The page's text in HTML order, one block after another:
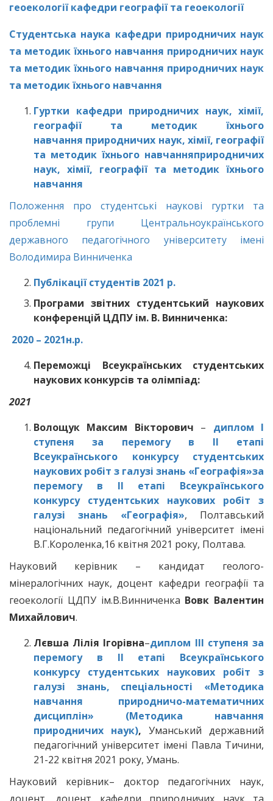
геоекологіїкафедри географії та геоекології
Студентська наука кафедри природничих наук
та методик їхнього навчання природничих наук
та методик їхнього навчання природничих наук
та методик їхнього навчання
Гуртки кафедри природничих наук, хімії,
географії та методик їхнього
навчання природничих наук, хімії, географії
та методик їхнього навчанняприродничих
наук, хімії, географії та методик їхнього
навчання
Положення про студентські наукові гуртки та
проблемні групи Центральноукраїнського
державного педагогічного університету імені
Володимира Винниченка
Публікації студентів 2021 р.
Програми звітних студентський наукових
конференцій ЦДПУ ім. В. Винниченка:
2020 – 2021н.р.
Переможці Всеукраїнських студентських
наукових конкурсів та олімпіад:
2021
Волощук Максим Вікторович – диплом І
ступеня за перемогу в ІІ етапі
Всеукраїнського конкурсу студентських
наукових робіт з галузі знань «Географія»за
перемогу в ІІ етапі Всеукраїнського
конкурсу студентських наукових робіт з
галузі знань «Географія», Полтавський
національний педагогічний університет імені
В.Г.Короленка,16 квітня 2021 року, Полтава.
Науковий керівник – кандидат геолого-
мінералогічних наук, доцент кафедри географії та
геоекології ЦДПУ ім.В.Винниченка Вовк Валентин
Михайлович.
Лєвша Лілія Ігорівна–диплом ІІІ ступеня за
перемогу в ІІ етапі Всеукраїнського
конкурсу студентських наукових робіт з
галузі знань, спеціальності «Методика
навчання природничо-математичних
дисциплін» (Методика навчання
природничих наук), Уманський державний
педагогічний університет імені Павла Тичини,
21-22 квітня 2021 року, Умань.
Науковий керівник– доктор педагогічних наук,